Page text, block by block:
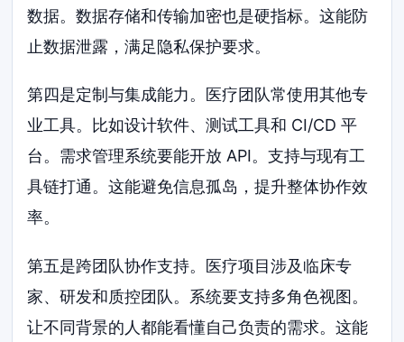
数据。数据存储和传输加密也是硬指标。这能防
止数据泄露，满足隐私保护要求。
第四是定制与集成能力。医疗团队常使用其他专
业工具。比如设计软件、测试工具和 CI/CD 平
台。需求管理系统要能开放 API。支持与现有工
具链打通。这能避免信息孤岛，提升整体协作效
率。
第五是跨团队协作支持。医疗项目涉及临床专
家、研发和质控团队。系统要支持多角色视图。
让不同背景的人都能看懂自己负责的需求。这能